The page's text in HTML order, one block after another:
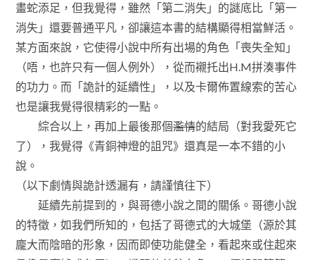
畫蛇添足，但我覺得，雖然「第二消失」的謎底比「第一
消失」還要普通平凡，卻讓這本書的結構顯得相當鮮活。
某方面來說，它使得小說中所有出場的角色「喪失全知」
（唔，也許只有一個人例外），從而襯托出H.M拼湊事件
的功力。而「詭計的延續性」，以及卡爾佈置線索的苦心
也是讓我覺得很精彩的一點。
綜合以上，再加上最後那個濫情的結局（對我愛死它
了），我覺得《青銅神燈的詛咒》還真是一本不錯的小
說。
（以下劇情與詭計透漏有，請謹慎往下）
延續先前提到的，與哥德小說之間的關係。哥德小說
的特徵，如我們所知的，包括了哥德式的大城堡（源於其
龐大而陰暗的形象，因而即使功能健全，看起來或住起來